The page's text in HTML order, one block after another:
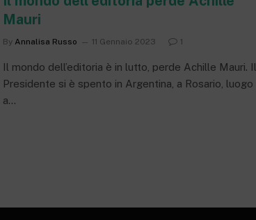
Mauri
By Annalisa Russo 11 Gennaio 2023 1
Il mondo dell’editoria è in lutto, perde Achille Mauri. Il
Presidente si è spento in Argentina, a Rosario, luogo
a…